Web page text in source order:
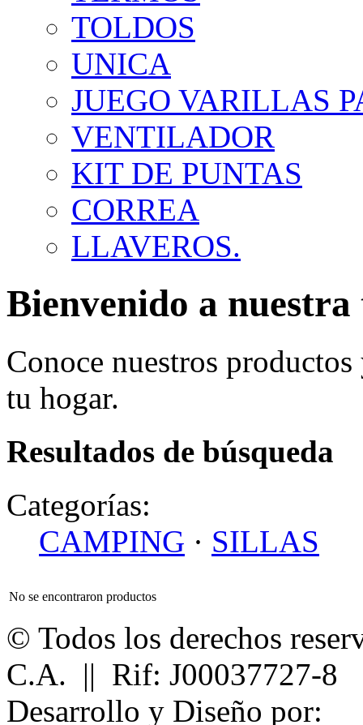
TOLDOS
UNICA
JUEGO VARILLAS
VENTILADOR
KIT DE PUNTAS
CORREA
LLAVEROS.
Bienvenido a
Conoce nuestros
tu hogar.
Resultados de búsqueda
Categorías:
CAMPING · SILLAS
No se encontraron productos
© Todos los derechos
C.A. || Rif: J00037727-8
Desarrollo y Diseño por: